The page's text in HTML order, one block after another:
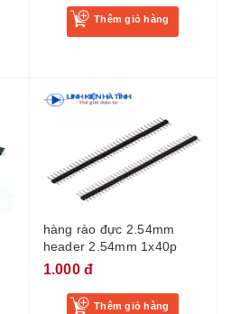
200 độ C 1 bộ gồm 2 cặp
đầu thay thế
Thêm giỏ hàng
hàng rào đực 2.54mm
header 2.54mm 1x40p
1.000 đ
Thêm giỏ hàng